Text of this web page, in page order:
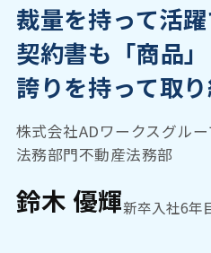
裁量を持って活躍
契約書も「商品」
誇りを持って取
株式会社ADワークスグル
法務部門不動産法務部
鈴木 優輝新卒入社6年